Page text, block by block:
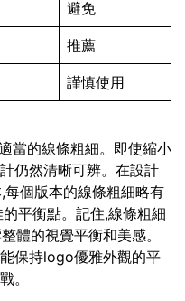
避免
推薦
謹慎使用
當的線條粗細。即使縮小
仍然清晰可辨。在設計
個版本的線條粗細略有
平衡點。記住,線條粗細
體的視覺平衡和美感。
保持logo優雅外觀的平
。